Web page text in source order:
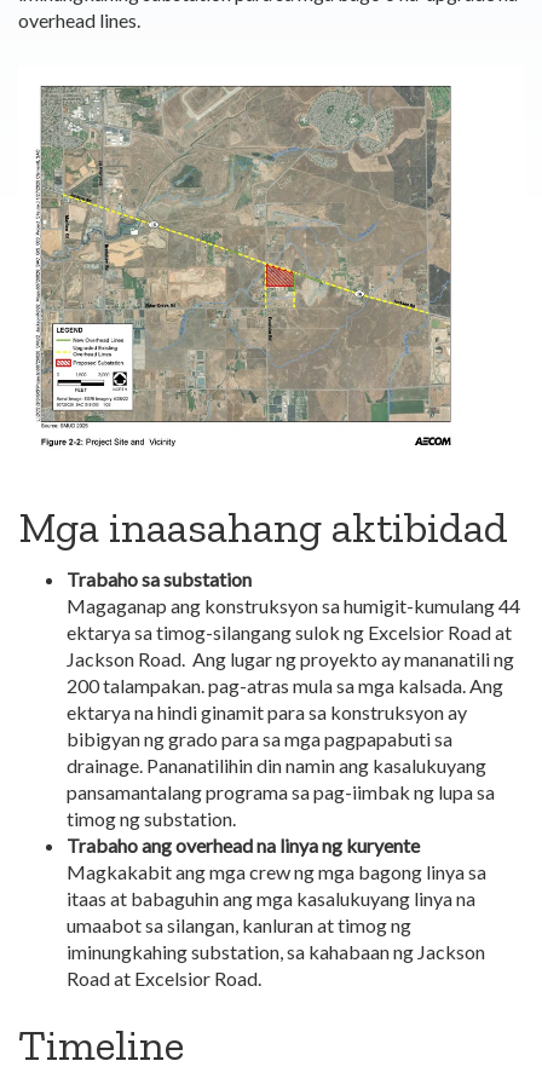
overhead lines.
Mga inaasahang aktibidad
Trabaho sa substation
Magaganap ang konstruksyon sa humigit-kumulang 44
ektarya sa timog-silangang sulok ng Excelsior Road at
Jackson Road. Ang lugar ng proyekto ay mananatili ng
200 talampakan. pag-atras mula sa mga kalsada. Ang
ektarya na hindi ginamit para sa konstruksyon ay
bibigyan ng grado para sa mga pagpapabuti sa
drainage. Pananatilihin din namin ang kasalukuyang
pansamantalang programa sa pag-iimbak ng lupa sa
timog ng substation.
Trabaho ang overhead na linya ng kuryente
Magkakabit ang mga crew ng mga bagong linya sa
itaas at babaguhin ang mga kasalukuyang linya na
umaabot sa silangan, kanluran at timog ng
iminungkahing substation, sa kahabaan ng Jackson
Road at Excelsior Road.
Timeline